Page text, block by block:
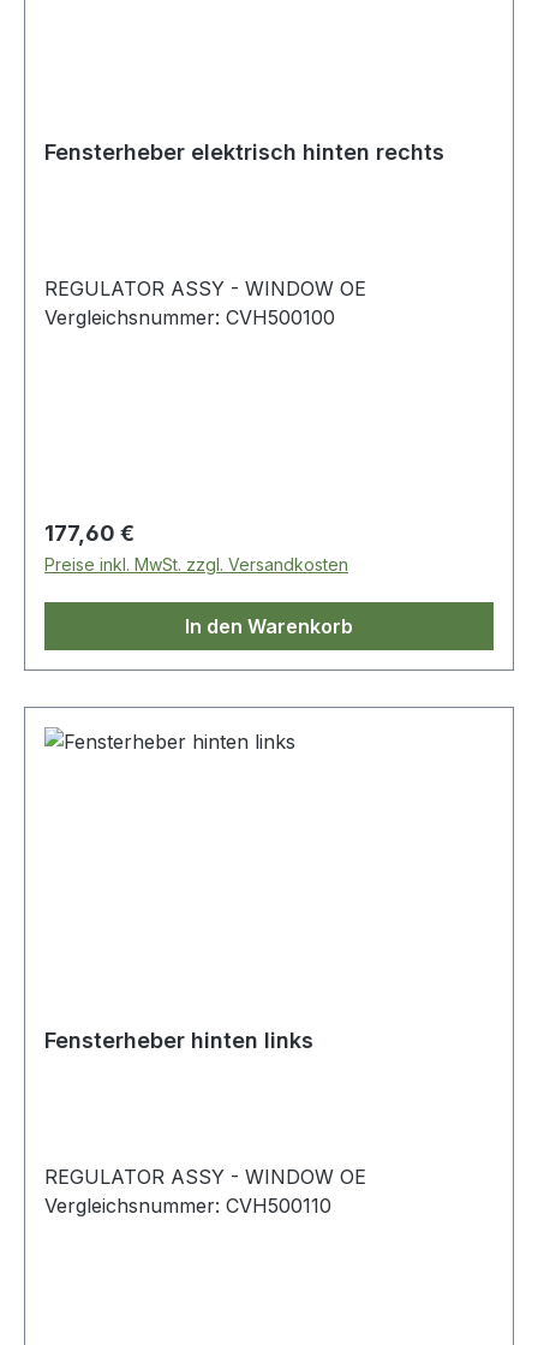
Fensterheber elektrisch hinten rechts
REGULATOR ASSY - WINDOW OE
Vergleichsnummer: CVH500100
Regulärer Preis:
177,60 €
Preise inkl. MwSt. zzgl. Versandkosten
In den Warenkorb
Fensterheber hinten links
REGULATOR ASSY - WINDOW OE
Vergleichsnummer: CVH500110